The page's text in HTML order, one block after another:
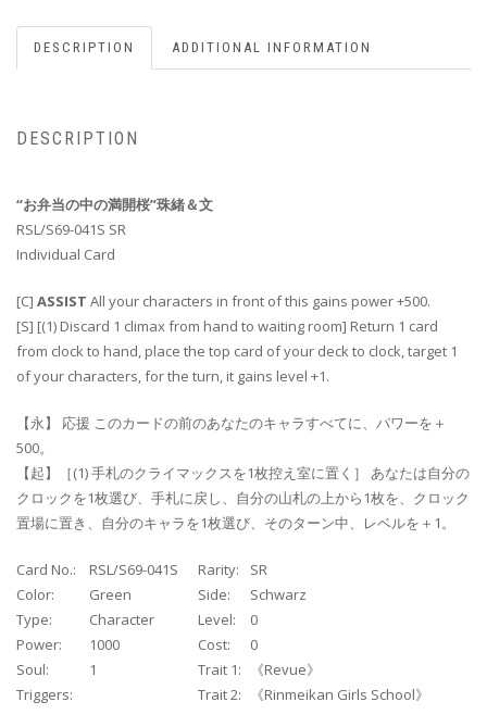
DESCRIPTION ADDITIONAL INFORMATION
DESCRIPTION
“お弁当の中の満開桜”珠緒＆文
RSL/S69-041S SR
Individual Card
[C] ASSIST All your characters in front of this gains power +500.
[S] [(1) Discard 1 climax from hand to waiting room] Return 1 card
from clock to hand, place the top card of your deck to clock, target 1
of your characters, for the turn, it gains level +1.
【永】 応援 このカードの前のあなたのキャラすべてに、パワーを＋
500。
【起】［(1) 手札のクライマックスを1枚控え室に置く］ あなたは自分の
クロックを1枚選び、手札に戻し、自分の山札の上から1枚を、クロック
置場に置き、自分のキャラを1枚選び、そのターン中、レベルを＋1。
Card No.: RSL/S69-041S Rarity:
SR
Color:
Green Side:
Schwarz
Type:
Character Level:
0
Power:
1000 Cost:
0
Soul:
1 Trait 1:
《Revue》
Triggers:
Trait 2: 《Rinmeikan Girls School》